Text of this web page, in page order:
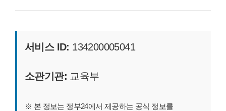
서비스 ID: 134200005041
소관기관: 교육부
※ 본 정보는 정부24에서 제공하는 공식 정보를